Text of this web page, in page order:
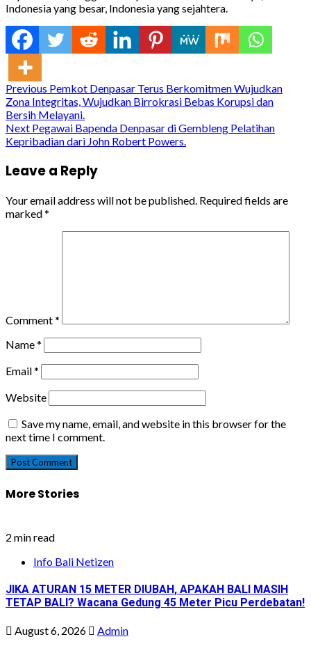
Indonesia yang besar, Indonesia yang sejahtera.
Continue
Reading
Previous Pemkot Denpasar Terus Berkomitmen Wujudkan
Zona Integritas, Wujudkan Birrokrasi Bebas Korupsi dan
Bersih Melayani.
Next Pegawai Bapenda Denpasar di Gembleng Pelatihan
Kepribadian dari John Robert Powers.
Leave a Reply
Your email address will not be published. Required fields are
marked*
Comment*
Name*
Email*
Website
Save my name, email, and website in this browser for the
next time I comment.
More Stories
2 min read
Info Bali Netizen
JIKA ATURAN 15 METER DIUBAH, APAKAH BALI MASIH
TETAP BALI? Wacana Gedung 45 Meter Picu Perdebatan!
August 6, 2026 Admin